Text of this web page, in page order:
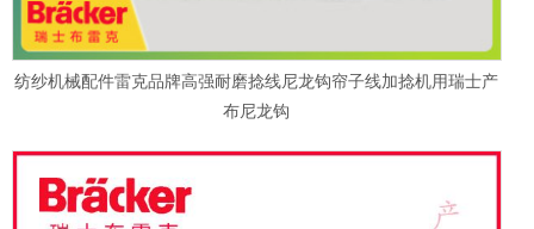
纺纱机械配件雷克品牌高强耐磨捻线尼龙钩帘子线加捻机用瑞士产
布尼龙钩